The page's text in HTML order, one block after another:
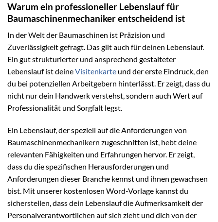
Warum ein professioneller Lebenslauf für
Baumaschinenmechaniker entscheidend ist
In der Welt der Baumaschinen ist Präzision und
Zuverlässigkeit gefragt. Das gilt auch für deinen Lebenslauf.
Ein gut strukturierter und ansprechend gestalteter
Lebenslauf ist deineVisitenkarte und der erste Eindruck, den
du bei potenziellen Arbeitgebern hinterlässt. Er zeigt, dass du
nicht nur dein Handwerk verstehst, sondern auch Wert auf
Professionalität und Sorgfalt legst.
Ein Lebenslauf, der speziell auf die Anforderungen von
Baumaschinenmechanikern zugeschnitten ist, hebt deine
relevanten Fähigkeiten und Erfahrungen hervor. Er zeigt,
dass du die spezifischen Herausforderungen und
Anforderungen dieser Branche kennst und ihnen gewachsen
bist. Mit unserer kostenlosen Word-Vorlage kannst du
sicherstellen, dass dein Lebenslauf die Aufmerksamkeit der
Personalverantwortlichen auf sich zieht und dich von der